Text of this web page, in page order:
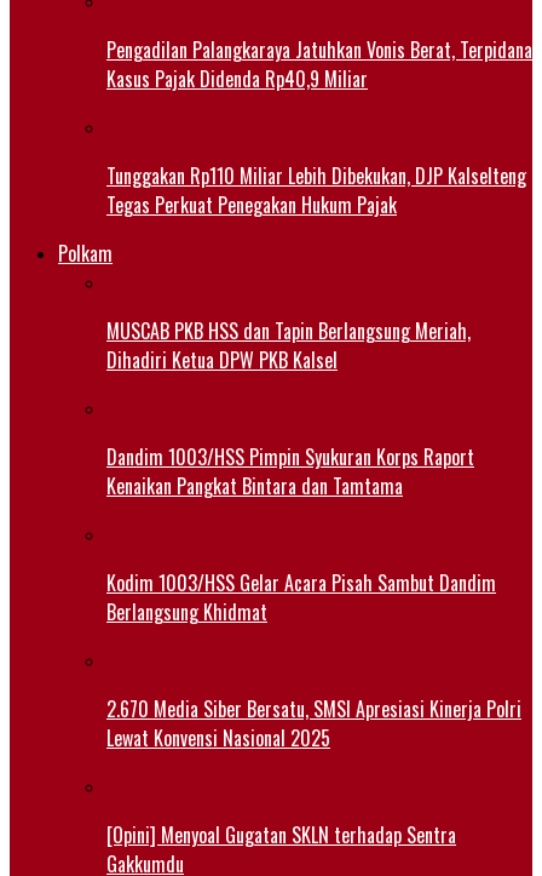
Pengadilan Palangkaraya Jatuhkan Vonis Berat, Terpidana
Kasus Pajak Didenda Rp40,9 Miliar
Tunggakan Rp110 Miliar Lebih Dibekukan, DJP Kalselteng
Tegas Perkuat Penegakan Hukum Pajak
Polkam
MUSCAB PKB HSS dan Tapin Berlangsung Meriah,
Dihadiri Ketua DPW PKB Kalsel
Dandim 1003/HSS Pimpin Syukuran Korps Raport
Kenaikan Pangkat Bintara dan Tamtama
Kodim 1003/HSS Gelar Acara Pisah Sambut Dandim
Berlangsung Khidmat
2.670 Media Siber Bersatu, SMSI Apresiasi Kinerja Polri
Lewat Konvensi Nasional 2025
[Opini] Menyoal Gugatan SKLN terhadap Sentra
Gakkumdu